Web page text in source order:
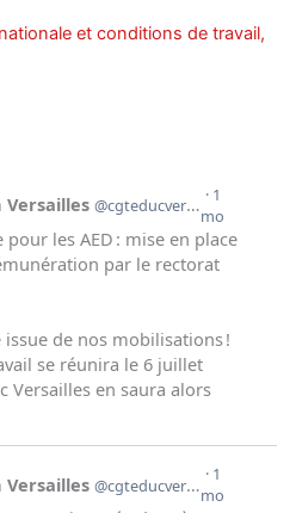
et conditions de travail,